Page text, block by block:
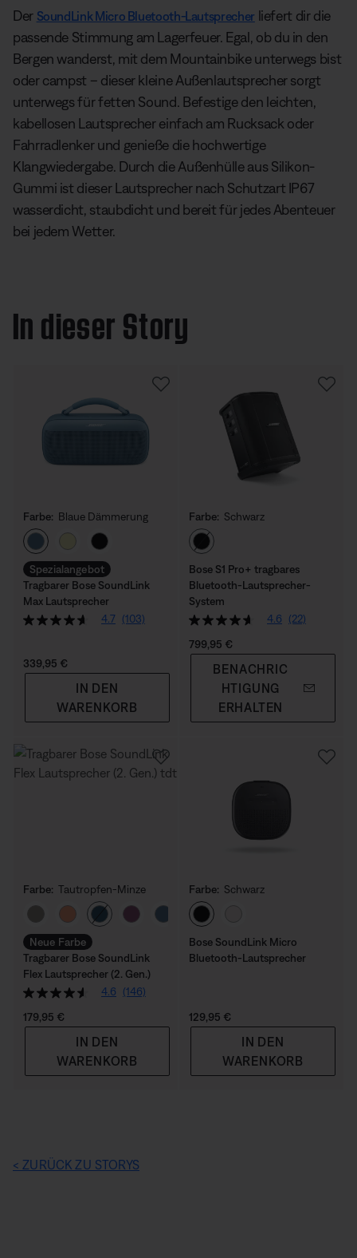
Der SoundLink Micro Bluetooth-Lautsprecher liefert dir die
passende Stimmung am Lagerfeuer. Egal, ob du in den
Bergen wanderst, mit dem Mountainbike unterwegs bist
oder campst – dieser kleine Außenlautsprecher sorgt
unterwegs für fetten Sound. Befestige den leichten,
kabellosen Lautsprecher einfach am Rucksack oder
Fahrradlenker und genieße die hochwertige
Klangwiedergabe. Durch die Außenhülle aus Silikon-
Gummi ist dieser Lautsprecher nach Schutzart IP67
wasserdicht, staubdicht und bereit für jedes Abenteuer
bei jedem Wetter.
In dieser Story
Farbe: Blaue Dämmerung
Farbe auswählen
Spezialangebot
Tragbarer Bose SoundLink
Max Lautsprecher
4.7 (103)
Preis:
339,95 €
IN DEN
WARENKORB
Farbe: Schwarz
Farbe auswählen
Bose S1 Pro+ tragbares
Bluetooth-Lautsprecher-
System
4.6
(22)
Preis:
799,95 €
BENACHRIC
HTIGUNG
ERHALTEN
Farbe: Tautropfen-Minze
Farbe auswählen
Neue Farbe
Tragbarer Bose SoundLink
Flex Lautsprecher (2. Gen.)
4.6
(146)
Preis:
179,95 €
IN DEN
WARENKORB
Farbe: Schwarz
Farbe auswählen
Bose SoundLink Micro
Bluetooth-Lautsprecher
Preis:
129,95 €
IN DEN
WARENKORB
< ZURÜCK ZU STORYS